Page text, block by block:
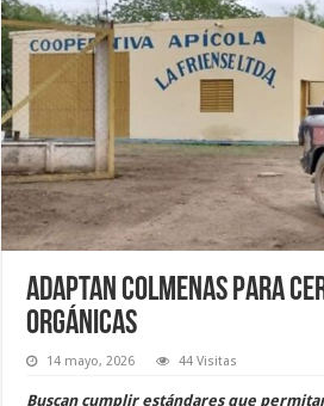
Adaptan colmenas para
orgánicas
14 mayo, 2026 44 Visitas
Buscan cumplir estándares que